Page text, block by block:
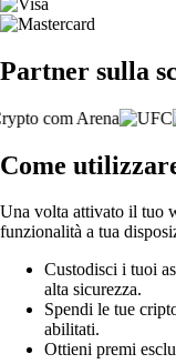
Partner sulla
Come
Una volta attivato il tuo
funzionalità a tua
Custodisci i tuoi
alta sicurezza.
Spendi le tue
abilitati.
Ottieni premi